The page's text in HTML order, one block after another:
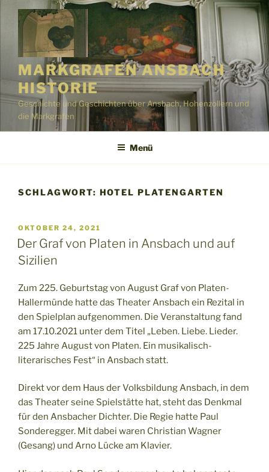
Zum
Inhalt
springen
MARKGRAFEN ANSBACH
HISTORIE
Geschichte und Geschichten über Ansbach, Hohenzollern und
die Markgrafen
Menü
SCHLAGWORT: HOTEL PLATENGARTEN
VERÖFFENTLICHT
AM
OKTOBER 24, 2021
Der Graf von Platen in Ansbach und auf
Sizilien
Zum 225. Geburtstag von August Graf von Platen-
Hallermünde hatte das Theater Ansbach ein Rezital in
den Spielplan aufgenommen. Die Veranstaltung fand
am 17.10.2021 unter dem Titel „Leben. Liebe. Lieder.
225 Jahre August von Platen. Ein musikalisch-
literarisches Fest“ in Ansbach statt.
Direkt vor dem Haus der Volksbildung Ansbach, in dem
das Theater seine Spielstätte hat, steht das Denkmal
für den Ansbacher Dichter. Die Regie hatte Paul
Sonderegger. Mit dabei waren Christian Wagner
(Gesang) und Arno Lücke am Klavier.